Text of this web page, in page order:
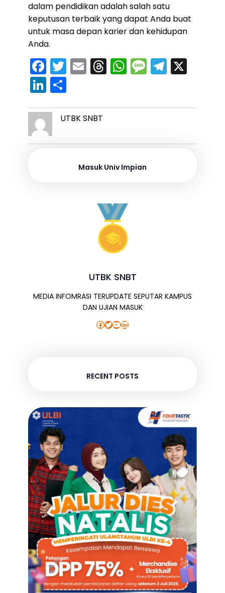
dalam pendidikan adalah salah satu
keputusan terbaik yang dapat Anda buat
untuk masa depan karier dan kehidupan
Anda.
F
a
c
e
b
o
T
w
er
E
m
l
T
hr
a
s
W
h
ts
p
p
M
e
s
g
T
el
gr
m
Li
n
k
e
dI
ar
UTBK SNBT
Masuk Univ Impian
UTBK SNBT
MEDIA INFOMRASI TERUPDATE SEPUTAR KAMPUS
DAN UJIAN MASUK
Facebook Twitter YouTube LinkedIn
RECENT POSTS